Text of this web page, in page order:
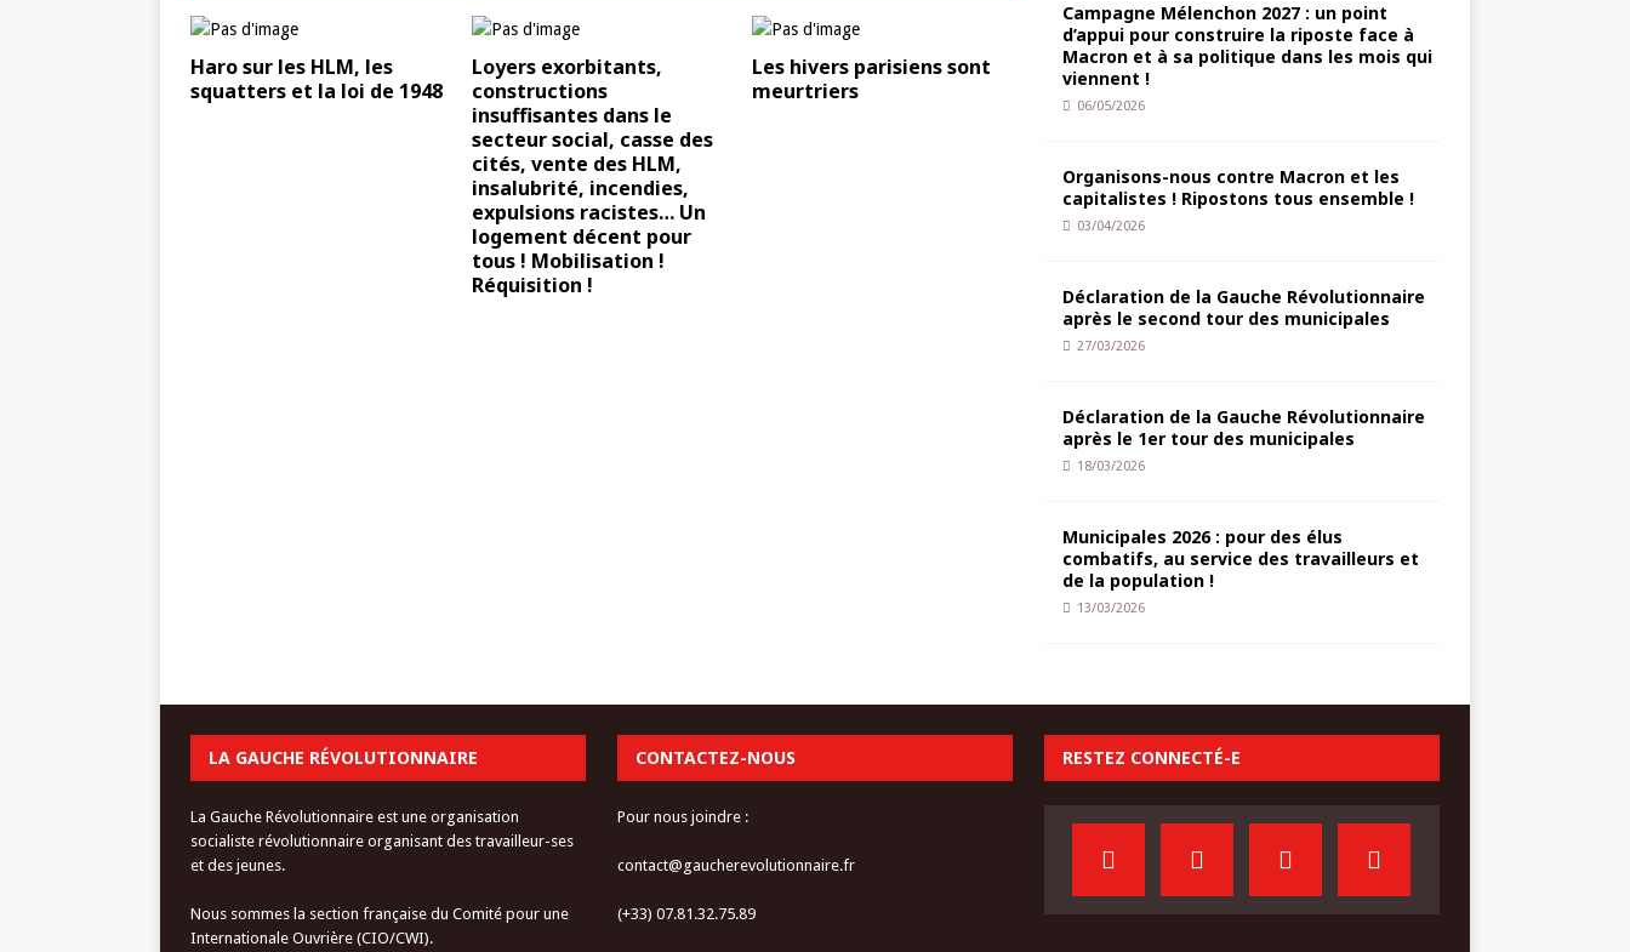
Haro sur les HLM, les
squatters et la loi de 1948
Loyers exorbitants,
constructions
insuffisantes dans le
secteur social, casse des
cités, vente des HLM,
insalubrité, incendies,
expulsions racistes… Un
logement décent pour
tous ! Mobilisation !
Réquisition !
Les hivers parisiens sont
meurtriers
Campagne Mélenchon 2027 : un point
d’appui pour construire la riposte face à
Macron et à sa politique dans les mois qui
viennent !
06/05/2026
Organisons-nous contre Macron et les
capitalistes ! Ripostons tous ensemble !
03/04/2026
Déclaration de la Gauche Révolutionnaire
après le second tour des municipales
27/03/2026
Déclaration de la Gauche Révolutionnaire
après le 1er tour des municipales
18/03/2026
Municipales 2026 : pour des élus
combatifs, au service des travailleurs et
de la population !
13/03/2026
LA GAUCHE RÉVOLUTIONNAIRE
La Gauche Révolutionnaire est une organisation
socialiste révolutionnaire organisant des travailleur-ses
et des jeunes.
Nous sommes la section française du Comité pour une
Internationale Ouvrière (CIO/CWI).
CONTACTEZ-NOUS
Pour nous joindre :
contact@gaucherevolutionnaire.fr
(+33) 07.81.32.75.89
RESTEZ CONNECTÉ-E